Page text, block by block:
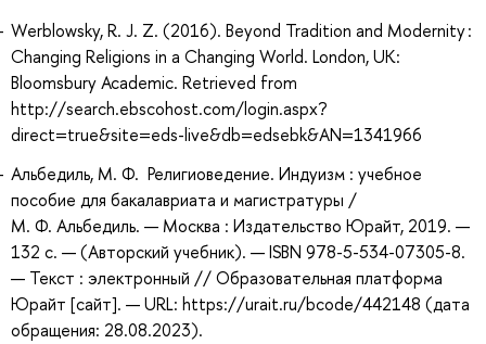
Werblowsky, R. J. Z. (2016). Beyond Tradition and Modernity :
Changing Religions in a Changing World. London, UK:
Bloomsbury Academic. Retrieved from
http://search.ebscohost.com/login.aspx?
direct=true&site=eds-live&db=edsebk&AN=1341966
Альбедиль, М. Ф. Религиоведение. Индуизм : учебное
пособие для бакалавриата и магистратуры /
М. Ф. Альбедиль. — Москва : Издательство Юрайт, 2019. —
132 с. — (Авторский учебник). — ISBN 978-5-534-07305-8.
— Текст : электронный // Образовательная платформа
Юрайт [сайт]. — URL: https://urait.ru/bcode/442148 (дата
обращения: 28.08.2023).